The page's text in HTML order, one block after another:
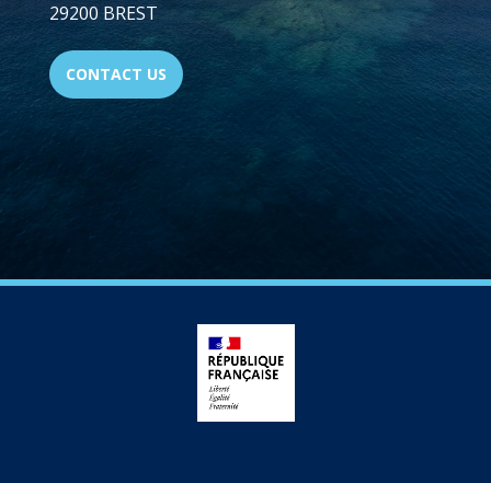
29200 BREST
CONTACT US